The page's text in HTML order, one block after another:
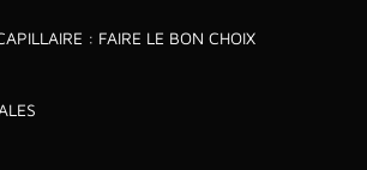
: FAIRE LE BON CHOIX